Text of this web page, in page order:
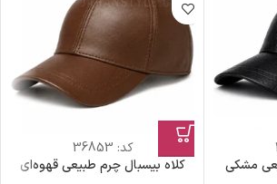
مشکی
کد: 36853
کلاه بیسبال چرم طبیعی قهوه‌ای